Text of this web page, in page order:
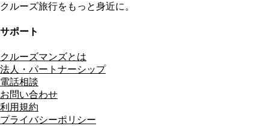
クルーズ旅行をもっと身近に。
サポート
クルーズマンズとは
法人・パートナーシップ
電話相談
お問い合わせ
利用規約
プライバシーポリシー